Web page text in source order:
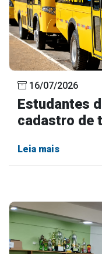
16/07/2026
Estudantes
cadastro de
Leia mais